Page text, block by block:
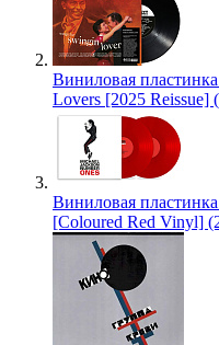
Виниловая
Lovers [2025 Reissue]
Виниловая
[Coloured Red Vinyl]